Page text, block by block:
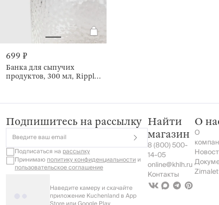
699 ₽
Банка для сыпучих
продуктов, 300 мл, Ripply
Подпишитесь на рассылку
Введите ваш email
Подписаться на рассылку
Принимаюполитику конфиденциальностии
пользовательское соглашение
Наведите камеру и скачайте
приложение Kuchenland в App
Найти
магазин
8 (800) 500-
14-05
online@khlh.ru
Контакты
О
О